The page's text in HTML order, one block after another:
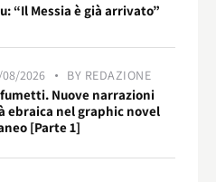
“Il Messia è già arrivato”
2026 BY REDAZIONE
Nuove narrazioni
ebraica nel graphic novel
[Parte 1]